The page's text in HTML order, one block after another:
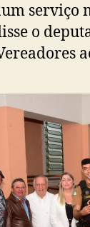
serviço
o